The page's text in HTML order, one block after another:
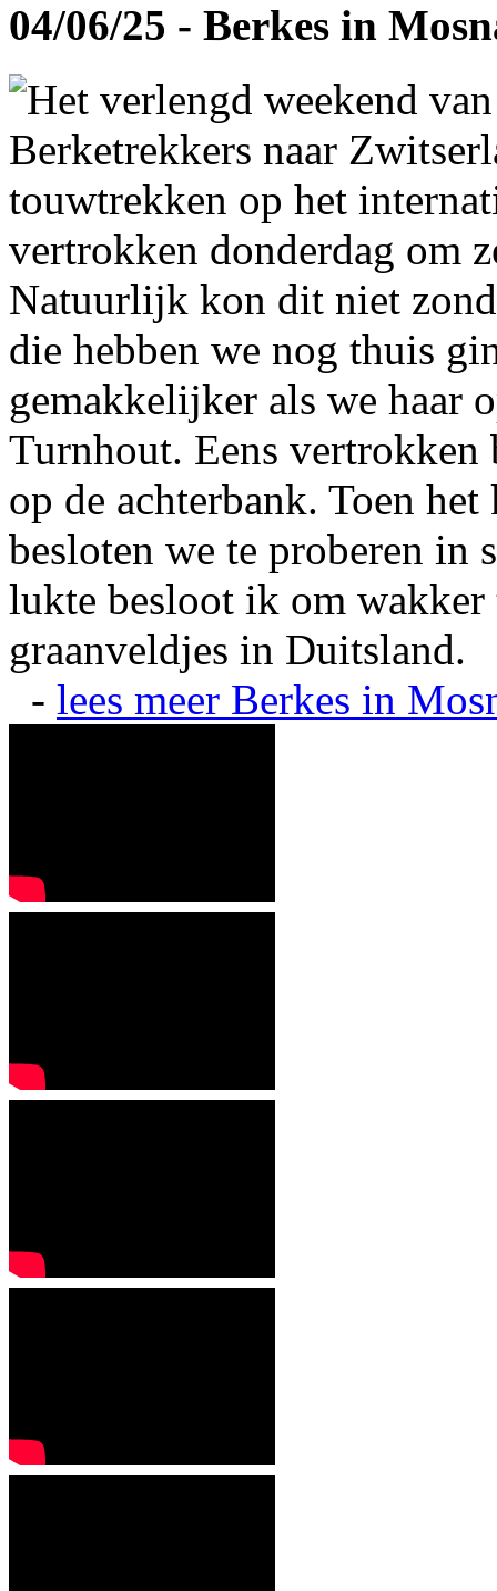
04/06/25 - Berkes in
Het verlengd weekend
Berketrekkers naar
touwtrekken op het
vertrokken donderdag om
Natuurlijk kon dit niet
die hebben we nog thuis
gemakkelijker als we haar
Turnhout. Eens vertrokken
op de achterbank. Toen
besloten we te proberen in
lukte besloot ik om
graanveldjes in Duitsland.
- lees meer Berkes in